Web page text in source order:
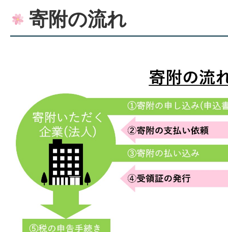
寄附の流れ